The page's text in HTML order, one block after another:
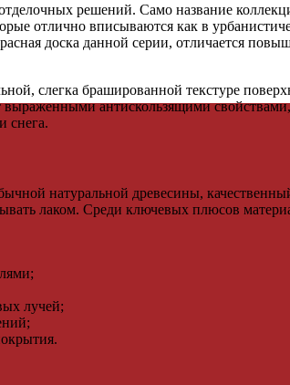
решений. Само название
отлично вписываются как в
доска данной серии, отличается
слегка брашированной текстуре
выраженными антискользящими
снега.
натуральной древесины,
лаком. Среди ключевых плюсов
лучей;